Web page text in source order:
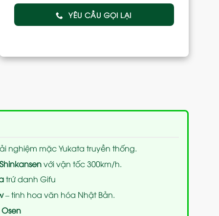
YÊU CẦU GỌI LẠI
nghiệm mặc Yukata truyền thống.
với vận tốc 300km/h.
trứ danh Gifu
– tinh hoa văn hóa Nhật Bản.